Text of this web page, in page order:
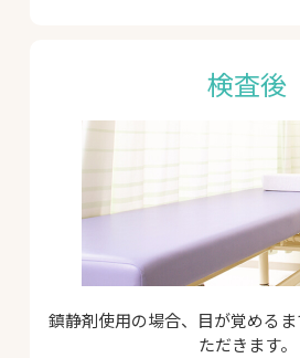
検査後
鎮静剤使用の場合、目が覚める
ただきます。